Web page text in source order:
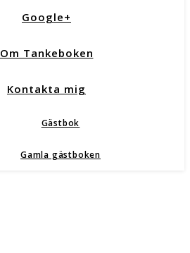
Google+
Om Tankeboken
Kontakta mig
Gästbok
Gamla gästboken